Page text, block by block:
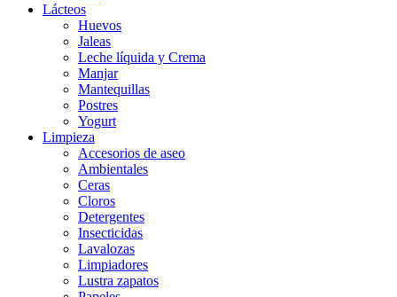
Lácteos
Huevos
Jaleas
Leche líquida y Crema
Manjar
Mantequillas
Postres
Yogurt
Limpieza
Accesorios de aseo
Ambientales
Ceras
Cloros
Detergentes
Insecticidas
Lavalozas
Limpiadores
Lustra zapatos